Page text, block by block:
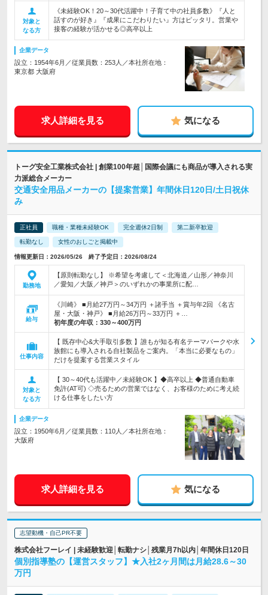
対象と
なる方
《未経験OK！20～30代活躍中！子育て中の社員多数》『人と
話すのが好き』『成果にこだわりたい』方はピッタリ。営業や
接客の経験が活かせる◎高卒以上
企業データ
設立：1954年6月／従業員数：253人／本社所在地：
東京都 大阪府
求人詳細を見る 気になる
トーグ安全工業株式会社 | 創業100年超│国際会議にも商品が導入される実
力派総合メーカー
交通安全用品メーカーの【提案営業】年間休日120日/土日祝休
み
正社員 職種・業種未経験OK 完全週休2日制 第二新卒歓迎
転勤なし 女性のおしごと掲載中
情報更新日：2026/05/26 終了予定日：2026/08/24
勤務地
【原則転勤なし】 ※希望を考慮して＜北海道／山形／神奈川
／愛知／大阪／神戸＞のいずれかの事業所に配…
給与
《川崎》 ■月給27万円～34万円 ＋諸手当 ＋賞与年2回 《名古
屋・大阪・神戸》 ■月給26万円～33万円 ＋…
初年度の年収： 330～400万円
仕事内容
【 既存中心&大手取引多数 】誰もが知る有名テーマパークや水
族館にも導入される自社製品をご案内。「本当に必要なもの」
だけを提案する営業スタイル
対象と
なる方
【 30～40代も活躍中／未経験OK 】◆高卒以上 ◆普通自動車
免許(AT可) ◇売るための営業ではなく、お客様のために考え続
ける仕事をしたい方
企業データ
設立：1950年6月／従業員数：110人／本社所在地：
大阪府
求人詳細を見る 気になる
志望動機・自己PR不要
株式会社フーレイ | 未経験歓迎│転勤ナシ│残業月7h以内│年間休日120日
個別指導塾の【運営スタッフ】★入社2ヶ月間は月給28.6～30
万円